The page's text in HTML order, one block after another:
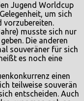
Jugend Worldcup
um sich
vorzubereiten.
musste sich nur
Die anderen
souveräner für sich
es noch eine
einen
teilweise souverän
entscheiden. Auch